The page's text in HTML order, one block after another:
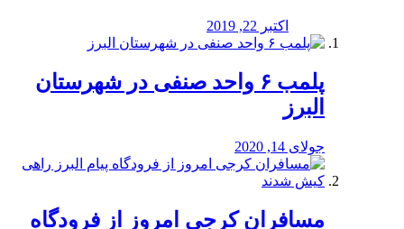
اکتبر 22, 2019
پلمب ۶ واحد صنفی در شهرستان
البرز
جولای 14, 2020
مسافران کرجی امروز از فرودگاه